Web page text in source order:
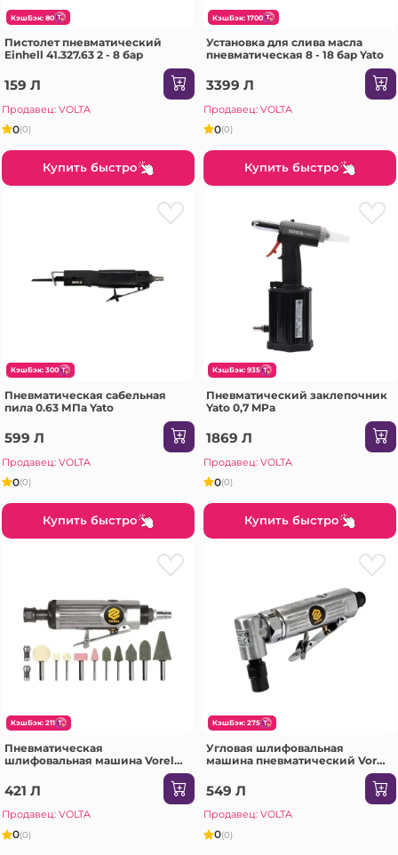
КэшБэк: 80
Пистолет пневматический
Einhell 41.327.63 2 - 8 бар
159 Л
Продавец: VOLTA
0(0)
Купить быстро
КэшБэк: 1700
Установка для слива масла
пневматическая 8 - 18 бар Yato
3399 Л
Продавец: VOLTA
0(0)
Купить быстро
КэшБэк: 300
Пневматическая сабельная
пила 0.63 МПа Yato
599 Л
Продавец: VOLTA
0(0)
Купить быстро
КэшБэк: 935
Пневматический заклепочник
Yato 0,7 MPa
1869 Л
Продавец: VOLTA
0(0)
Купить быстро
КэшБэк: 211
Пневматическая
шлифовальная машина Vorel
421 Л
Продавец: VOLTA
0(0)
КэшБэк: 275
Угловая шлифовальная
машина пневматический Vorel
549 Л
Продавец: VOLTA
0(0)